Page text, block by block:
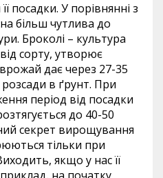
посадки. У порівнянні з
більш чутлива до
Броколі – культура
сорту, утворює
дає через 27-35
в ґрунт. При
період від посадки
до 40-50
секрет вирощування
тільки при
якщо у нас її